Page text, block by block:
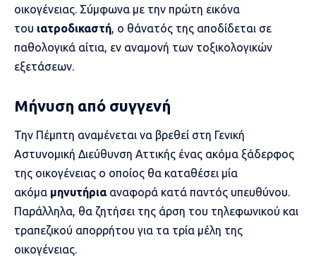
οικογένειας. Σύμφωνα με την πρώτη εικόνα
του ιατροδικαστή, ο θάνατός της αποδίδεται σε
παθολογικά αίτια, εν αναμονή των τοξικολογικών
εξετάσεων.
Μήνυση από συγγενή
Την Πέμπτη αναμένεται να βρεθεί στη Γενική
Αστυνομική Διεύθυνση Αττικής ένας ακόμα ξάδερφος
της οικογένειας ο οποίος θα καταθέσει μία
ακόμα μηνυτήρια αναφορά κατά παντός υπευθύνου.
Παράλληλα, θα ζητήσει της άρση του τηλεφωνικού και
τραπεζικού απορρήτου για τα τρία μέλη της
οικογένειας.